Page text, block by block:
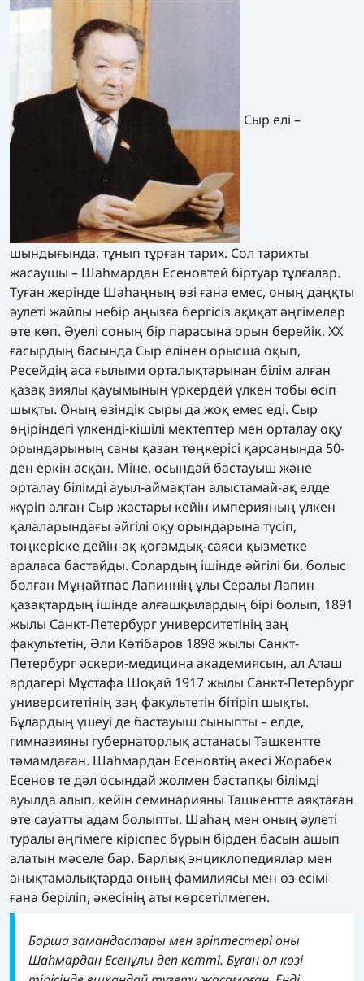
Сыр елі –
шындығында, тұнып тұрған тарих. Сол тарихты
жасаушы – Шаһмардан Есеновтей біртуар тұлғалар.
Туған жерінде Шаһаңның өзі ғана емес, оның даңқты
әулеті жайлы небір аңызға бергісіз ақиқат әңгімелер
өте көп. Әуелі соның бір парасына орын берейік. ХХ
ғасырдың басында Сыр елінен орысша оқып,
Ресейдің аса ғылыми орталықтарынан білім алған
қазақ зиялы қауымының үркердей үлкен тобы өсіп
шықты. Оның өзіндік сыры да жоқ емес еді. Сыр
өңіріндегі үлкенді-кішілі мектептер мен орталау оқу
орындарының саны қазан төңкерісі қарсаңында 50-
ден еркін асқан. Міне, осындай бастауыш және
орталау білімді ауыл-аймақтан алыстамай-ақ елде
жүріп алған Сыр жастары кейін империяның үлкен
қалаларындағы әйгілі оқу орындарына түсіп,
төңкеріске дейін-ақ қоғамдық-саяси қызметке
араласа бастайды. Солардың ішінде әйгілі би, болыс
болған Мұңайтпас Лапиннің ұлы Сералы Лапин
қазақтардың ішінде алғашқылардың бірі болып, 1891
жылы Санкт-Петербург университетінің заң
факультетін, Әли Көтібаров 1898 жылы Санкт-
Петербург әскери-медицина академиясын, ал Алаш
ардагері Мұстафа Шоқай 1917 жылы Санкт-Петербург
университетінің заң факультетін бітіріп шықты.
Бұлардың үшеуі де бастауыш сыныпты – елде,
гимназияны губернаторлық астанасы Ташкентте
тәмамдаған. Шаһмардан Есеновтің әкесі Жорабек
Есенов те дәл осындай жолмен бастапқы білімді
ауылда алып, кейін семинарияны Ташкентте аяқтаған
өте сауатты адам болыпты. Шаһаң мен оның әулеті
туралы әңгімеге кіріспес бұрын бірден басын ашып
алатын мәселе бар. Барлық энциклопедиялар мен
анықтамалықтарда оның фамилиясы мен өз есімі
ғана беріліп, әкесінің аты көрсетілмеген.
Барша замандастары мен әріптестері оны
Шаһмардан Есенұлы деп кетті. Бұған ол көзі